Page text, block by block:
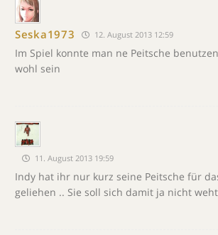
Seska1973 12. August 2013 12:59
Im Spiel konnte man ne Peitsche
wohl sein
11. August 2013 19:59
Indy hat ihr nur kurz seine Peitsche für
geliehen .. Sie soll sich damit ja nicht